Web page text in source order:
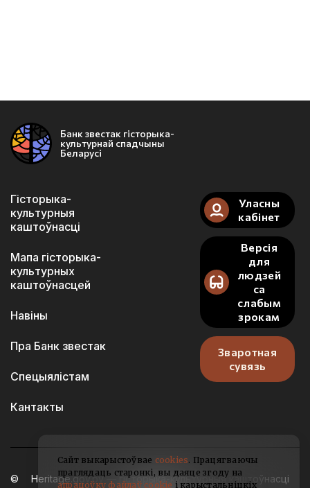
Банк звестак гісторыка-
культурнай спадчыны
Беларусі
Гісторыка-
культурныя
каштоўнасці
Мапа гісторыка-
культурных
каштоўнасцей
Навіны
Пра Банк звестак
Спецыялістам
Кантакты
Уласны
кабінет
Версія
для
людзей
са
слабым
зрокам
Зваротная
сувязь
Heritage.gov.by — гісторыка-культурныя каштоўнасці
Сайт выкарыстоўвае cookies. Працягваючы
праглядаць старонкі, вы даяце згоду на
апрацоўку файлаў cookie і карыстальніцкіх